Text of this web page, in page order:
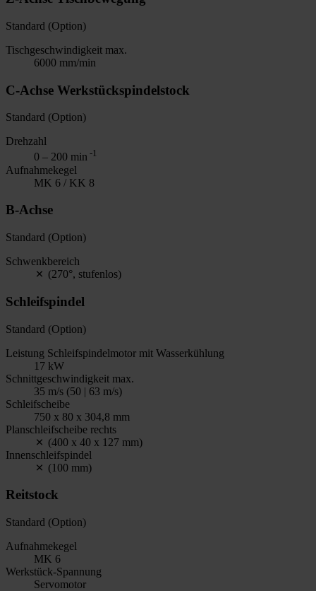
Standard (Option)
Tischgeschwindigkeit max.
6000 mm/min
C-Achse Werkstückspindelstock
Standard (Option)
Drehzahl
0 – 200 min -1
Aufnahmekegel
MK 6 / KK 8
B-Achse
Standard (Option)
Schwenkbereich
(270°, stufenlos)
Schleifspindel
Standard (Option)
Leistung Schleifspindelmotor mit Wasserkühlung
17 kW
Schnittgeschwindigkeit max.
35 m/s (50 | 63 m/s)
Schleifscheibe
750 x 80 x 304,8 mm
Planschleifscheibe rechts
(400 x 40 x 127 mm)
Innenschleifspindel
(100 mm)
Reitstock
Standard (Option)
Aufnahmekegel
MK 6
Werkstück-Spannung
Servomotor